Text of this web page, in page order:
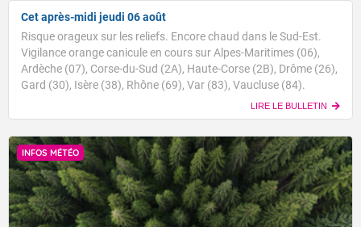
Cet après-midi jeudi 06 août
Risque orageux sur les reliefs. Encore chaud dans le Sud-Est.
Vigilance orange canicule en cours sur Alpes-Maritimes (06),
Ardèche (07), Corse-du-Sud (2A), Haute-Corse (2B), Drôme (26),
Gard (30), Isère (38), Rhône (69), Var (83), Vaucluse (84).
LIRE LE BULLETIN
INFOS MÉTÉO